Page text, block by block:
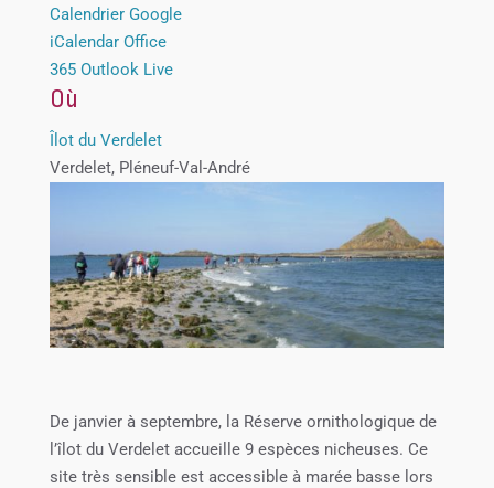
Calendrier Google
iCalendar Office
365 Outlook Live
Où
Îlot du Verdelet
Verdelet, Pléneuf-Val-André
De janvier à septembre, la Réserve ornithologique de
l’îlot du Verdelet accueille 9 espèces nicheuses. Ce
site très sensible est accessible à marée basse lors